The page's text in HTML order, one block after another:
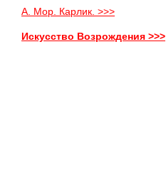
А. Мор. Карлик. >>>
Искусство Возрождения >>>